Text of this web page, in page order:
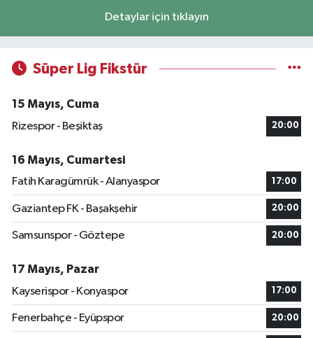
Detaylar için tıklayın
Süper Lig Fikstür
15 Mayıs, Cuma
Rizespor - Beşiktaş
20:00
16 Mayıs, Cumartesi
Fatih Karagümrük - Alanyaspor
17:00
Gaziantep FK - Başakşehir 20:00
Samsunspor - Göztepe 20:00
17 Mayıs, Pazar
Kayserispor - Konyaspor
17:00
Fenerbahçe - Eyüpspor 20:00